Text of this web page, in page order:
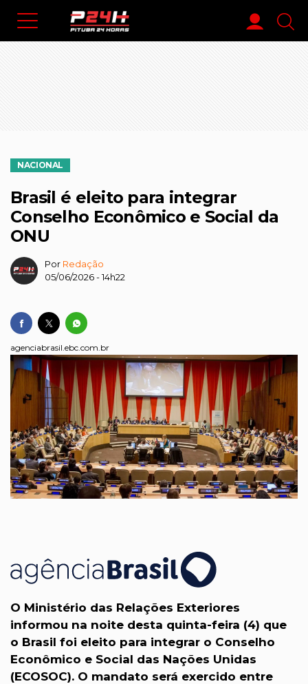
NACIONAL
Brasil é eleito para integrar
Conselho Econômico e Social da
ONU
Por Redação
05/06/2026 - 14h22
agenciabrasil.ebc.com.br
O Ministério das Relações Exteriores
informou na noite desta quinta-feira (4) que
o Brasil foi eleito para integrar o Conselho
Econômico e Social das Nações Unidas
(ECOSOC). O mandato será exercido entre